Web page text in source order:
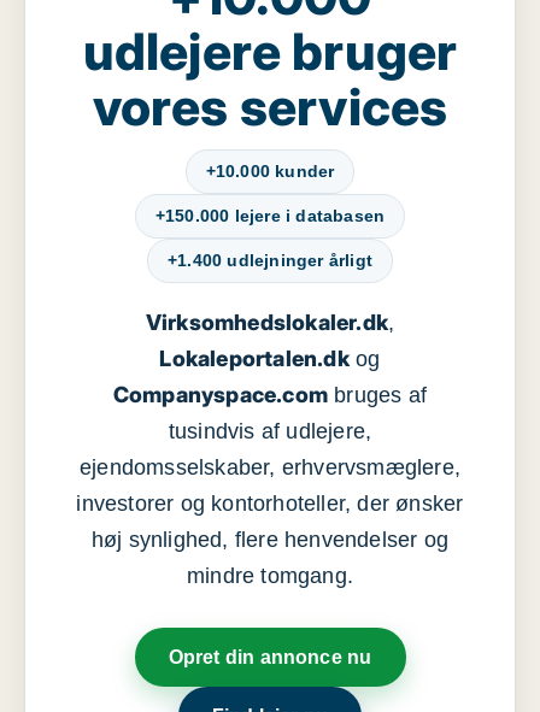
udlejere bruger
vores services
+10.000 kunder
+150.000 lejere i databasen
+1.400 udlejninger årligt
Virksomhedslokaler.dk,
Lokaleportalen.dkog
Companyspace.com bruges af
tusindvis af udlejere,
ejendomsselskaber, erhvervsmæglere,
investorer og kontorhoteller, der ønsker
høj synlighed, flere henvendelser og
mindre tomgang.
Opret din annonce nu